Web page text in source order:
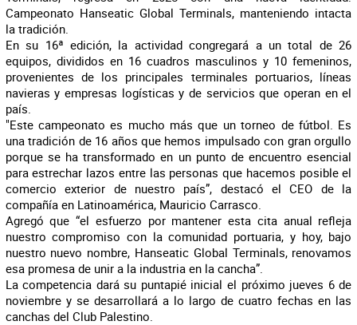
Campeonato Hanseatic Global Terminals, manteniendo intacta
la tradición.
En su 16ª edición, la actividad congregará a un total de 26
equipos, divididos en 16 cuadros masculinos y 10 femeninos,
provenientes de los principales terminales portuarios, líneas
navieras y empresas logísticas y de servicios que operan en el
país.
"Este campeonato es mucho más que un torneo de fútbol. Es
una tradición de 16 años que hemos impulsado con gran orgullo
porque se ha transformado en un punto de encuentro esencial
para estrechar lazos entre las personas que hacemos posible el
comercio exterior de nuestro país”, destacó el CEO de la
compañía en Latinoamérica, Mauricio Carrasco.
Agregó que “el esfuerzo por mantener esta cita anual refleja
nuestro compromiso con la comunidad portuaria, y hoy, bajo
nuestro nuevo nombre, Hanseatic Global Terminals, renovamos
esa promesa de unir a la industria en la cancha”.
La competencia dará su puntapié inicial el próximo jueves 6 de
noviembre y se desarrollará a lo largo de cuatro fechas en las
canchas del Club Palestino.